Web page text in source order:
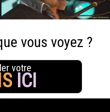
vous voyez ?
votre
ICI